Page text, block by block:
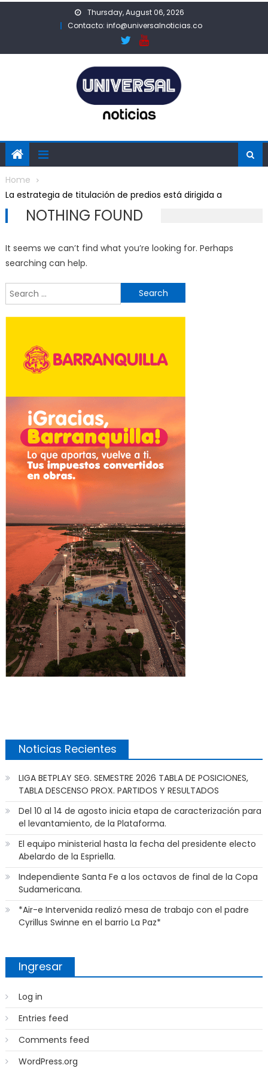
Thursday, August 06, 2026
Contacto: info@universalnoticias.co
Home
La estrategia de titulación de predios está dirigida a
NOTHING FOUND
It seems we can’t find what you’re looking for. Perhaps
searching can help.
for:
Noticias Recientes
LIGA BETPLAY SEG. SEMESTRE 2026 TABLA DE POSICIONES,
TABLA DESCENSO PROX. PARTIDOS Y RESULTADOS
Del 10 al 14 de agosto inicia etapa de caracterización para
el levantamiento, de la Plataforma.
El equipo ministerial hasta la fecha del presidente electo
Abelardo de la Espriella.
Independiente Santa Fe a los octavos de final de la Copa
Sudamericana.
*Air-e Intervenida realizó mesa de trabajo con el padre
Cyrillus Swinne en el barrio La Paz*
Ingresar
Log in
Entries feed
Comments feed
WordPress.org